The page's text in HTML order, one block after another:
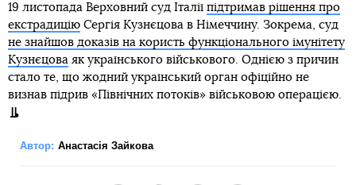
19 листопада Верховний суд Італії підтримав рішення про
екстрадицію Сергія Кузнєцова в Німеччину. Зокрема, суд
не знайшов доказів на користь функціонального імунітету
Кузнєцова як українського військового. Однією з причин
стало те, що жодний український орган офіційно не
визнав підрив «Північних потоків» військовою операцією.
Автор: Анастасія Зайкова